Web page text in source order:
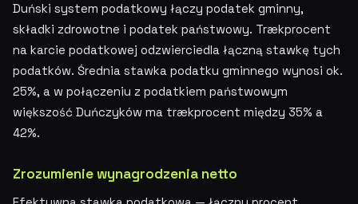
Duński system podatkowy łączy podatek gminny,
składki zdrowotne i podatek państwowy. Trækprocent
na karcie podatkowej odzwierciedla łączną stawkę tych
podatków. Średnia stawka podatku gminnego wynosi ok.
25%, a w połączeniu z podatkiem państwowym
większość Duńczyków ma trækprocent między 35% a
42%.
Zrozumienie wynagrodzenia netto